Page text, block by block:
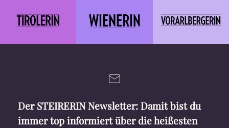
Der STEIRERIN Newsletter: Damit bist du
immer top informiert über die heißesten